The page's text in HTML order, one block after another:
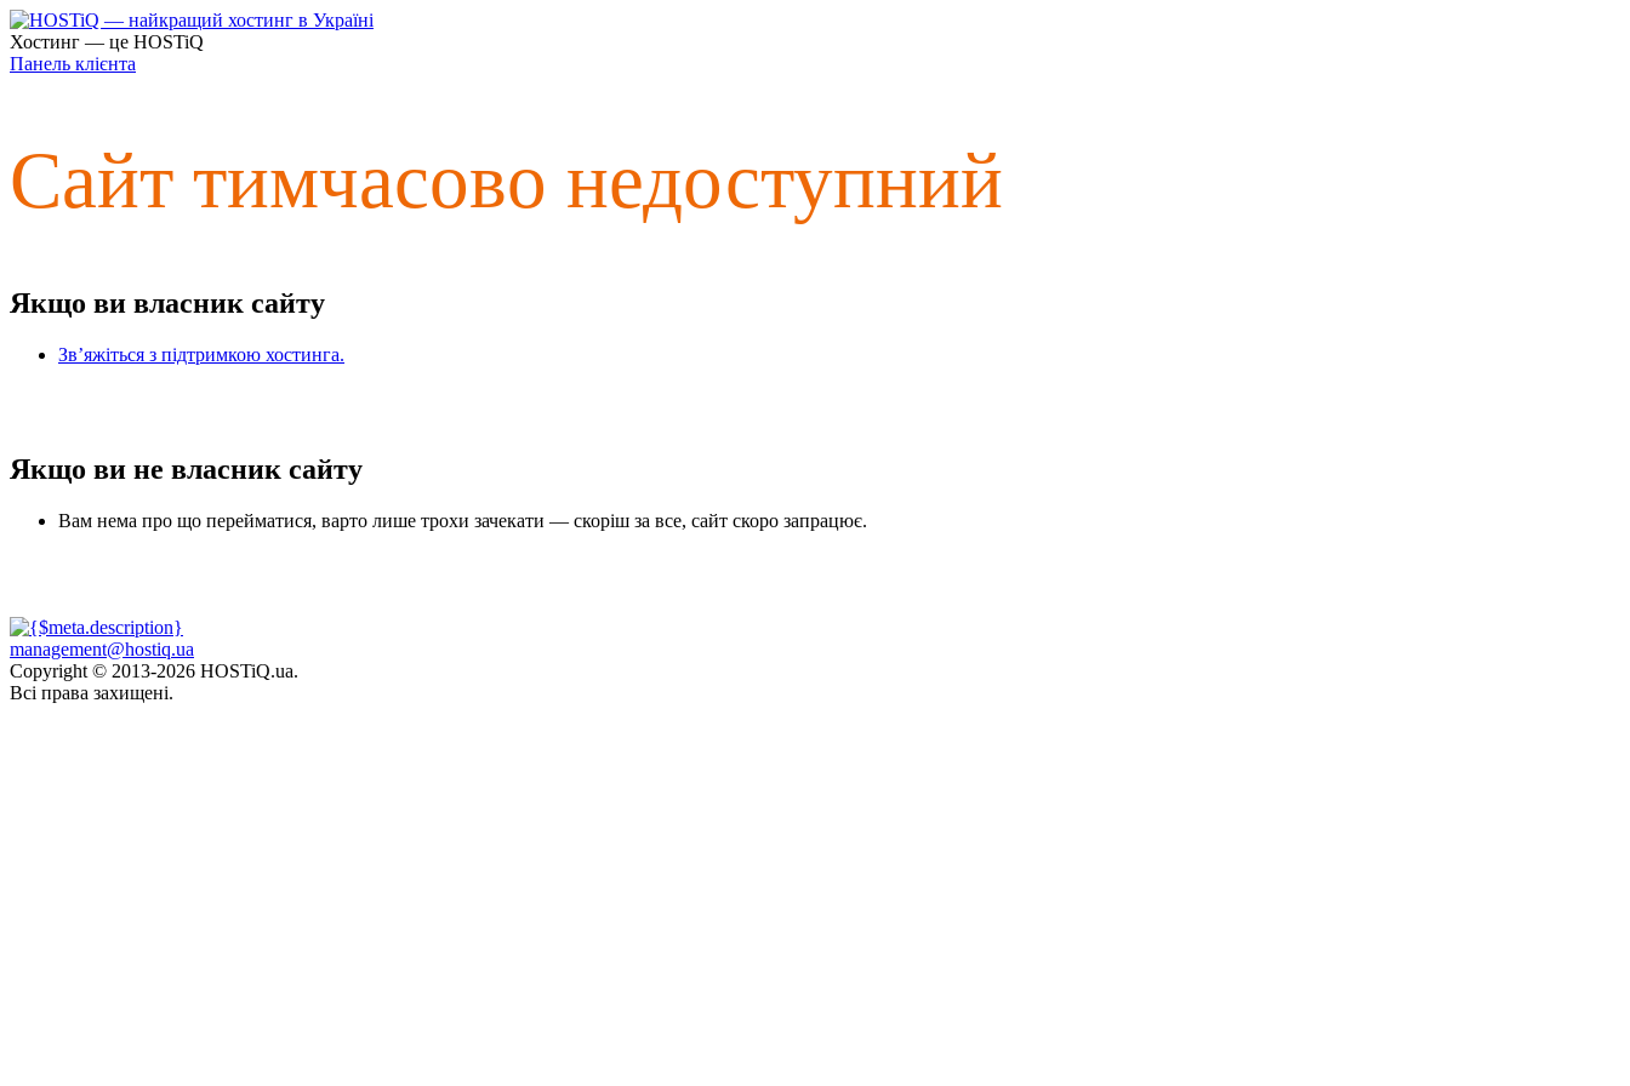
Хостинг — це HOSTiQ
Панель клієнта
Сайт тимчасово недоступний
Якщо ви власник сайту
Зв’яжіться з підтримкою хостинга.
Якщо ви не власник сайту
Вам нема про що перейматися, варто лише трохи зачекати — скоріш за все, сайт скоро запрацює.
management@hostiq.ua
Copyright © 2013-2026 HOSTiQ.ua.
Всі права захищені.